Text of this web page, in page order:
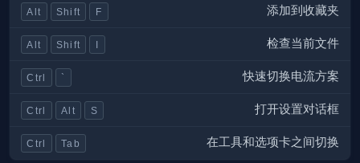
Alt Shift F 添加到收藏夹
Alt Shift I 检查当前文件
Ctrl ` 快速切换电流方案
Ctrl Alt S 打开设置对话框
Ctrl Tab 在工具和选项卡之间切换